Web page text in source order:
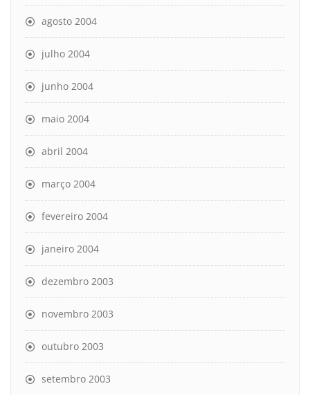
agosto 2004
julho 2004
junho 2004
maio 2004
abril 2004
março 2004
fevereiro 2004
janeiro 2004
dezembro 2003
novembro 2003
outubro 2003
setembro 2003